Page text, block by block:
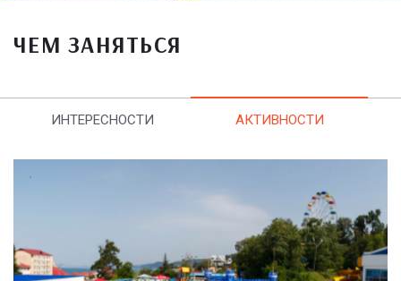
ЧЕМ ЗАНЯТЬСЯ
ИНТЕРЕСНОСТИ АКТИВНОСТИ